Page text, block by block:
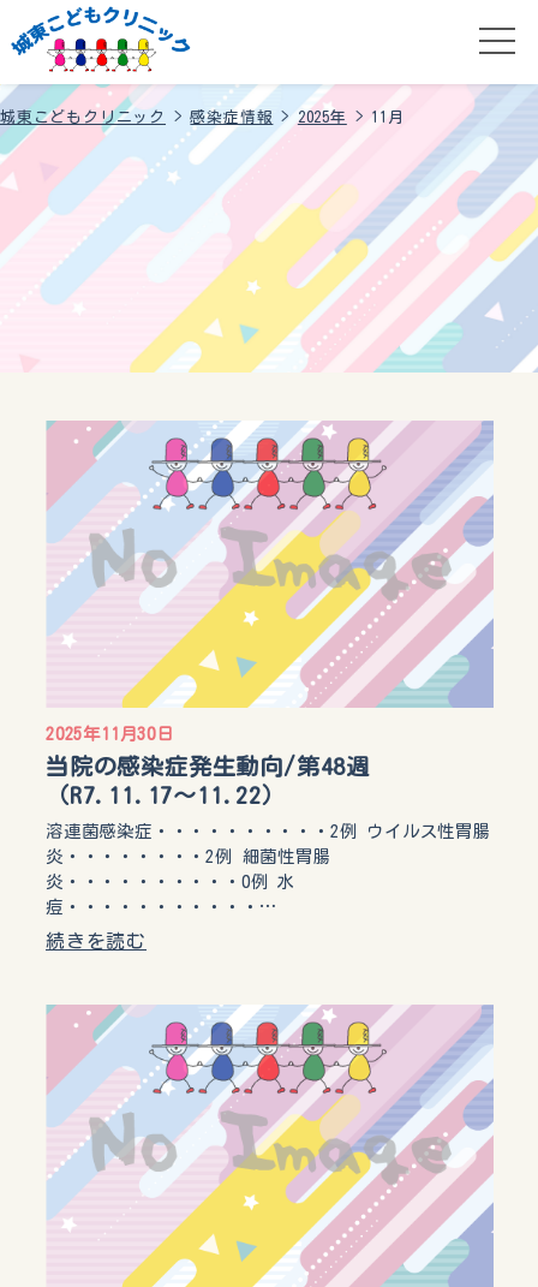
城東こどもクリニック >感染症情報 > 2025年 > 11月
2025年11月30日
当院の感染症発生動向/第48週
（R7.11.17〜11.22）
溶連菌感染症・・・・・・・・・・2例 ウイルス性胃腸
炎・・・・・・・・2例 細菌性胃腸
炎・・・・・・・・・・0例 水
痘・・・・・・・・・・・…
続きを読む